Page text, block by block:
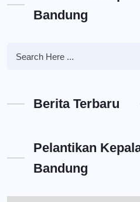
Bandung
Berita Terbaru
Pelantikan
Bandung